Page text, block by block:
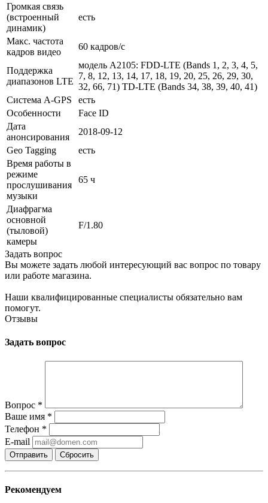
Громкая связь
(встроенный
динамик)
есть
Макс. частота
кадров видео
60 кадров/с
Поддержка
диапазонов LTE
модель А2105: FDD‑LTE (Bands 1, 2, 3, 4, 5,
7, 8, 12, 13, 14, 17, 18, 19, 20, 25, 26, 29, 30,
32, 66, 71) TD‑LTE (Bands 34, 38, 39, 40, 41)
Cистема A-GPS
есть
Особенности
Face ID
Дата
анонсирования
2018-09-12
Geo Tagging
есть
Время работы в
режиме
прослушивания
музыки
65 ч
Диафрагма
основной
(тыловой)
камеры
F/1.80
Задать вопрос
Вы можете задать любой интересующий вас вопрос по товару
или работе магазина.
Наши квалифицированные специалисты обязательно вам
помогут.
Отзывы
Задать вопрос
Вопрос *
Ваше имя *
Телефон *
E-mail
Сбросить
Рекомендуем